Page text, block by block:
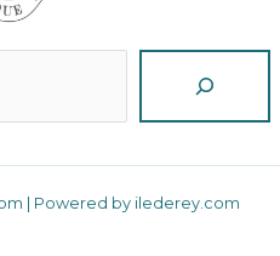
| Powered by ilederey.com